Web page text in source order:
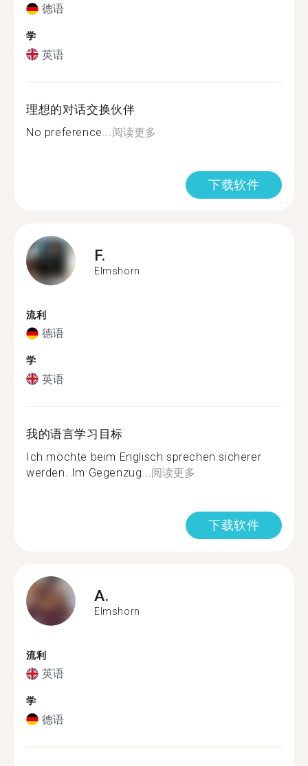
德语
学
英语
理想的对话交换伙伴
No preference... 阅读更多
下载软件
F.
Elmshorn
流利
德语
学
英语
我的语言学习目标
Ich möchte beim Englisch sprechen sicherer
werden. Im Gegenzug... 阅读更多
下载软件
A.
Elmshorn
流利
英语
学
德语